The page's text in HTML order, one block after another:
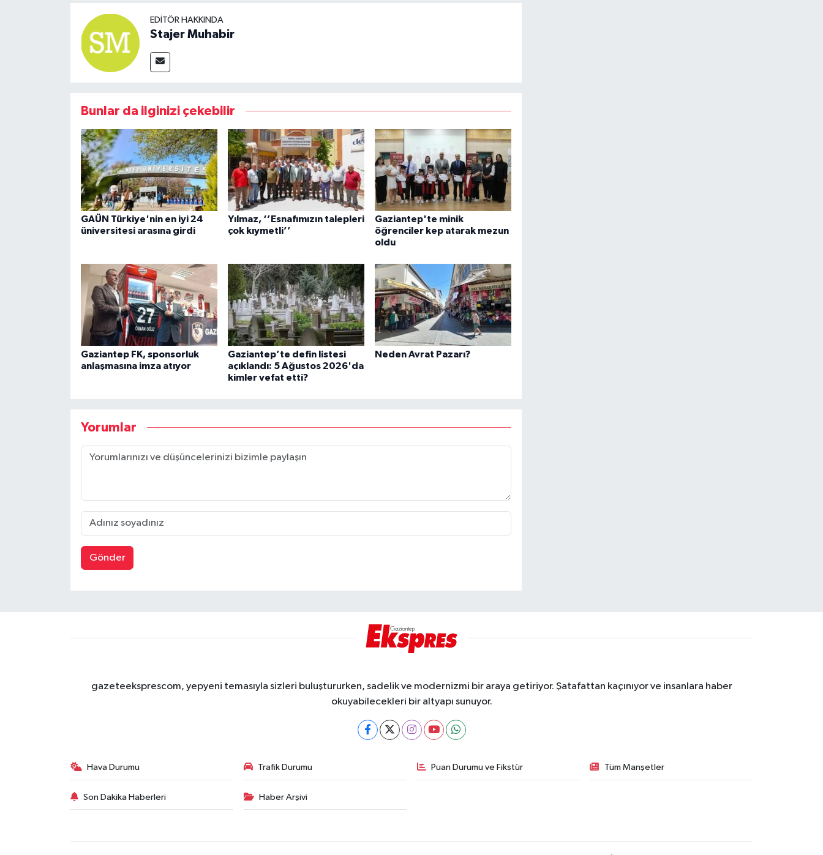
EDITÖR HAKKINDA
Stajer Muhabir
Bunlar da ilginizi çekebilir
GAÜN Türkiye'nin en iyi 24
üniversitesi arasına girdi
Yılmaz, ‘’Esnafımızın talepleri
çok kıymetli’’
Gaziantep'te minik
öğrenciler kep atarak mezun
oldu
Gaziantep FK, sponsorluk
anlaşmasına imza atıyor
Gaziantep’te defin listesi
açıklandı: 5 Ağustos 2026'da
kimler vefat etti?
Neden Avrat Pazarı?
Yorumlar
Gönder
gazeteeksprescom, yepyeni temasıyla sizleri buluştururken, sadelik ve modernizmi bir araya getiriyor. Şatafattan kaçınıyor ve insanlara haber
okuyabilecekleri bir altyapı sunuyor.
Hava Durumu Trafik Durumu Puan Durumu ve Fikstür Tüm Manşetler
Son Dakika Haberleri Haber Arşivi